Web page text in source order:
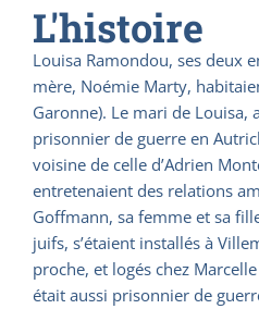
L'histoire
Louisa Ramondou, ses deux
mère, Noémie Marty,
Garonne). Le mari de Louisa,
prisonnier de guerre en
voisine de celle d’Adrien
entretenaient des relations
Goffmann, sa femme et sa
juifs, s’étaient installés à
proche, et logés chez
était aussi prisonnier de